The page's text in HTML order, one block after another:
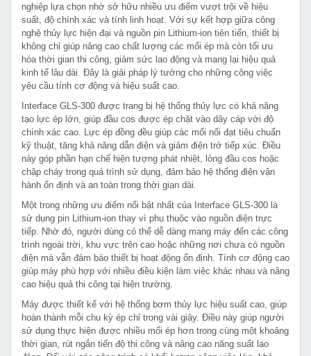
nghiệp lựa chọn nhờ sở hữu nhiều ưu điểm vượt trội về hiệu
suất, độ chính xác và tính linh hoạt. Với sự kết hợp giữa công
nghệ thủy lực hiện đại và nguồn pin Lithium-ion tiên tiến, thiết bị
không chỉ giúp nâng cao chất lượng các mối ép mà còn tối ưu
hóa thời gian thi công, giảm sức lao động và mang lại hiệu quả
kinh tế lâu dài. Đây là giải pháp lý tưởng cho những công việc
yêu cầu tính cơ động và hiệu suất cao.
Interface GLS-300 được trang bị hệ thống thủy lực có khả năng
tạo lực ép lớn, giúp đầu cos được ép chặt vào dây cáp với độ
chính xác cao. Lực ép đồng đều giúp các mối nối đạt tiêu chuẩn
kỹ thuật, tăng khả năng dẫn điện và giảm điện trở tiếp xúc. Điều
này góp phần hạn chế hiện tượng phát nhiệt, lỏng đầu cos hoặc
chập cháy trong quá trình sử dụng, đảm bảo hệ thống điện vận
hành ổn định và an toàn trong thời gian dài.
Một trong những ưu điểm nổi bật nhất của Interface GLS-300 là
sử dụng pin Lithium-ion thay vì phụ thuộc vào nguồn điện trực
tiếp. Nhờ đó, người dùng có thể dễ dàng mang máy đến các công
trình ngoài trời, khu vực trên cao hoặc những nơi chưa có nguồn
điện mà vẫn đảm bảo thiết bị hoạt động ổn định. Tính cơ động cao
giúp máy phù hợp với nhiều điều kiện làm việc khác nhau và nâng
cao hiệu quả thi công tại hiện trường.
Máy được thiết kế với hệ thống bơm thủy lực hiệu suất cao, giúp
hoàn thành mỗi chu kỳ ép chỉ trong vài giây. Điều này giúp người
sử dụng thực hiện được nhiều mối ép hơn trong cùng một khoảng
thời gian, rút ngắn tiến độ thi công và nâng cao năng suất lao